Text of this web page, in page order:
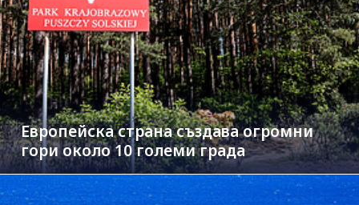
Европейска страна създава огромни
гори около 10 големи града